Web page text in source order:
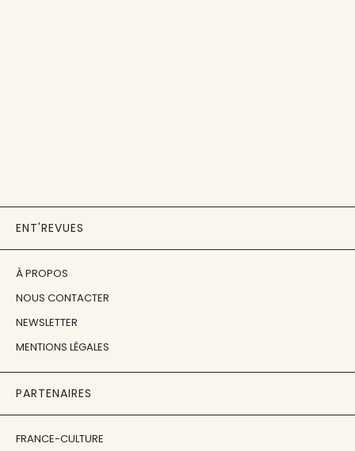
ENT'REVUES
À PROPOS
NOUS CONTACTER
NEWSLETTER
MENTIONS LÉGALES
PARTENAIRES
FRANCE-CULTURE